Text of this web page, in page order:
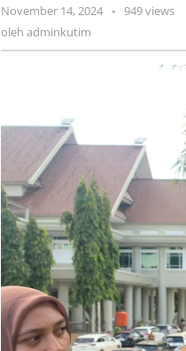
November 14, 2024 oleh
- 949 views
oleh adminkutim